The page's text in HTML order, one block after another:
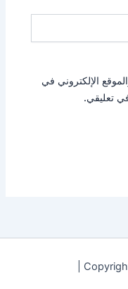
الإلكتروني في
تعليقي.